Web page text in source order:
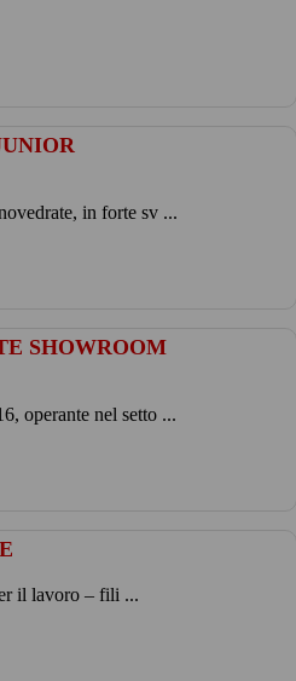
in forte sv ...
SHOWROOM
operante nel setto ...
il lavoro – fili ...